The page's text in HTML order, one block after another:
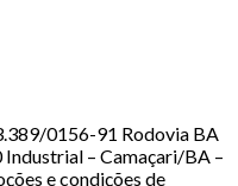
0156-91 Rodovia BA
Industrial – Camaçari/BA –
e condições de